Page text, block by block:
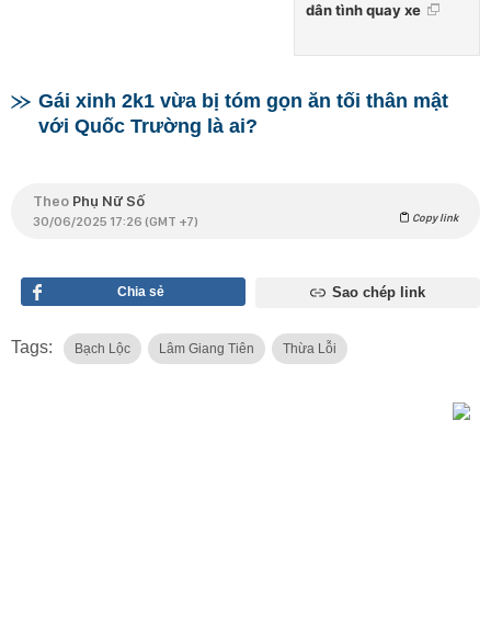
dân tình quay xe
Gái xinh 2k1 vừa bị tóm gọn ăn tối thân mật
với Quốc Trường là ai?
Theo Phụ Nữ Số
30/06/2025 17:26 (GMT +7) Copy link
Chia sẻ Sao chép link
Tags: Bạch Lộc Lâm Giang Tiên Thừa Lỗi